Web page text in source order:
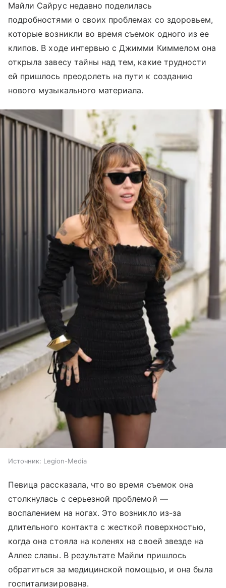
Майли Сайрус недавно поделилась
подробностями о своих проблемах со здоровьем,
которые возникли во время съемок одного из ее
клипов. В ходе интервью с Джимми Киммелом она
открыла завесу тайны над тем, какие трудности
ей пришлось преодолеть на пути к созданию
нового музыкального материала.
Источник: Legion-Media
Певица рассказала, что во время съемок она
столкнулась с серьезной проблемой —
воспалением на ногах. Это возникло из-за
длительного контакта с жесткой поверхностью,
когда она стояла на коленях на своей звезде на
Аллее славы. В результате Майли пришлось
обратиться за медицинской помощью, и она была
госпитализирована.